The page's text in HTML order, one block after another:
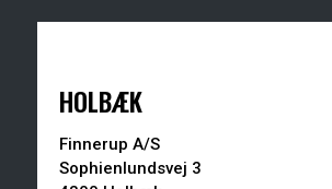
HOLBÆK
Finnerup A/S
Sophienlundsvej 3